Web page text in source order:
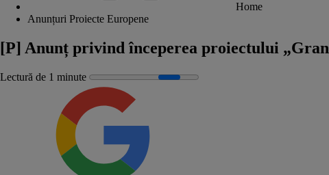
Home
Anunțuri Proiecte Europene
[P] Anunț privind începerea proiectului
Lectură de 1 minute